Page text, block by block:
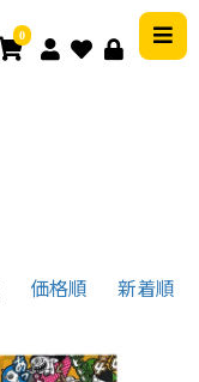
0
価格順 新着順